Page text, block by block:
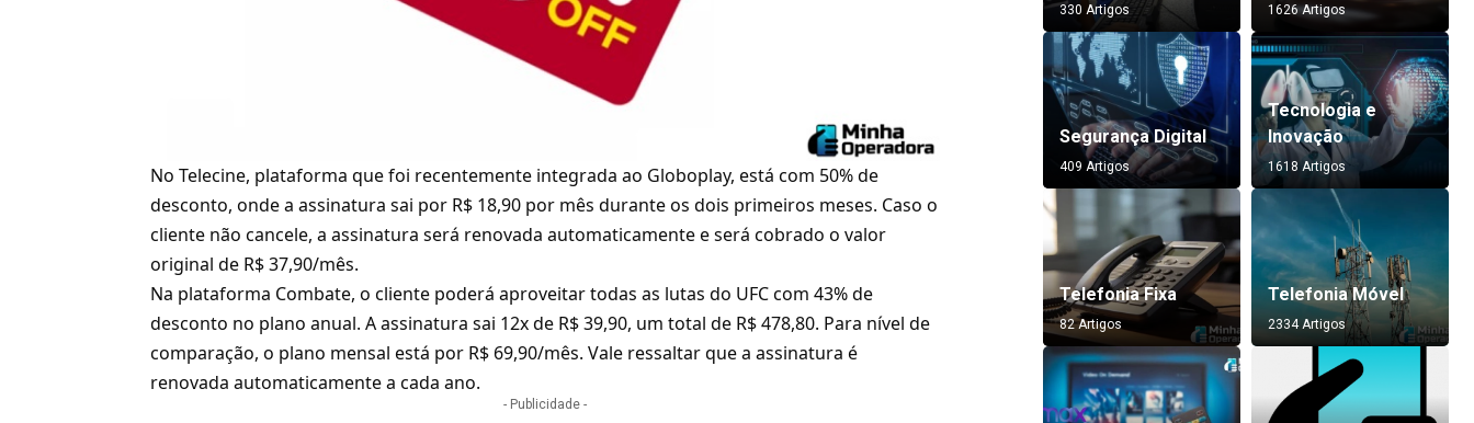
No Telecine, plataforma que foi recentemente integrada ao Globoplay, está com 50% de
desconto, onde a assinatura sai por R$ 18,90 por mês durante os dois primeiros meses. Caso o
cliente não cancele, a assinatura será renovada automaticamente e será cobrado o valor
original de R$ 37,90/mês.
Na plataforma Combate, o cliente poderá aproveitartodas as lutas do UFCcom 43% de
desconto no plano anual. A assinatura sai 12x de R$ 39,90, um total de R$ 478,80. Para nível de
comparação, o plano mensal está por R$ 69,90/mês. Vale ressaltar que a assinatura é
renovada automaticamente a cada ano.
- Publicidade -
330 Artigos 1626 Artigos
Segurança Digital
409 Artigos
Tecnologia e
Inovação
1618 Artigos
Telefonia Fixa
82 Artigos
Telefonia Móvel
2334 Artigos